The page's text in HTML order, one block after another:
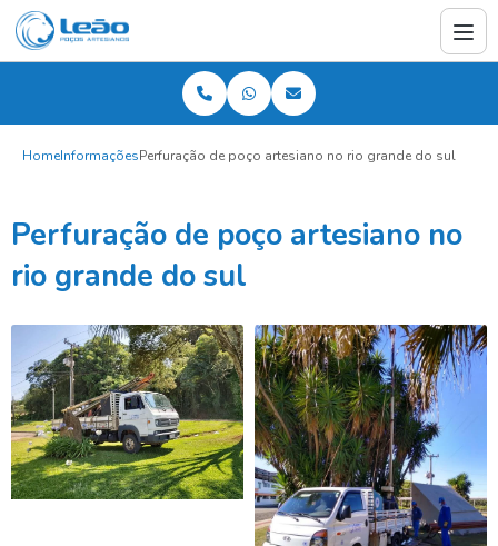
HomeInformaçõesPerfuração de poço artesiano no rio grande do sul
Perfuração de poço artesiano no
rio grande do sul